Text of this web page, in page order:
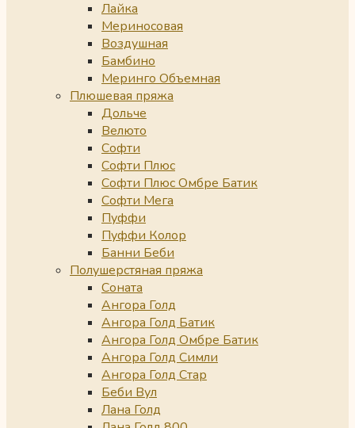
Лайка
Мериносовая
Воздушная
Бамбино
Меринго Объемная
Плюшевая пряжа
Дольче
Велюто
Софти
Софти Плюс
Софти Плюс Омбре Батик
Софти Мега
Пуффи
Пуффи Колор
Банни Беби
Полушерстяная пряжа
Соната
Ангора Голд
Ангора Голд Батик
Ангора Голд Омбре Батик
Ангора Голд Симли
Ангора Голд Стар
Беби Вул
Лана Голд